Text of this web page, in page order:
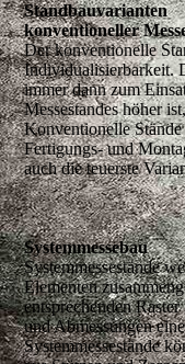
Standbauvarianten
konventioneller
Der konventionelle
Individualisierbarkeit.
immer dann zum
Messestandes höher
Konventionelle
Fertigungs- und
auch die teuerste
Systemmessebau
Systemmessestände
Elementen
entsprechenden
und Abmessungen
Systemmessestände